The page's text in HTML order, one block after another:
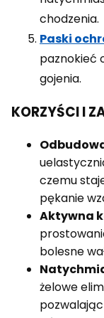
chodzenia.
Paski
paznokieć
gojenia.
KORZYŚCI I
czemu
pękanie
Aktywna
bolesne
żelowe